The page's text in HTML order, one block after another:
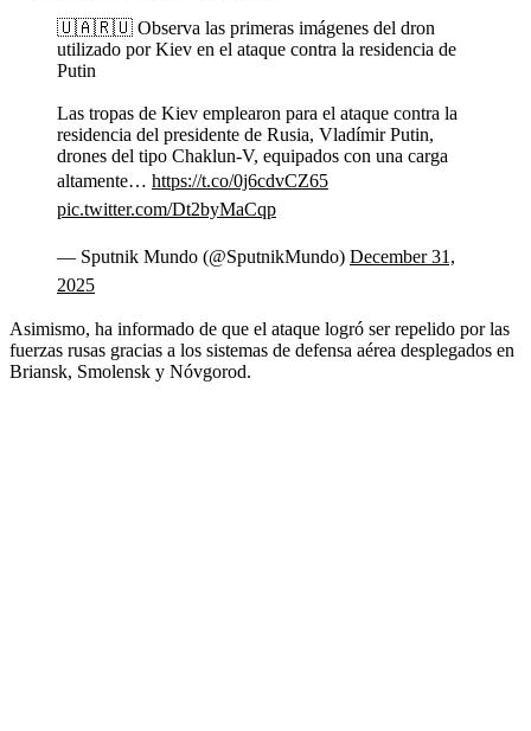
🇺🇦🇷🇺 Observa las primeras imágenes del dron
utilizado por Kiev en el ataque contra la residencia de
Putin
Las tropas de Kiev emplearon para el ataque contra la
residencia del presidente de Rusia, Vladímir Putin,
drones del tipo Chaklun-V, equipados con una carga
altamente… https://t.co/0j6cdvCZ65
pic.twitter.com/Dt2byMaCqp
— Sputnik Mundo (@SputnikMundo) December 31,
2025
Asimismo, ha informado de que el ataque logró ser repelido por las
fuerzas rusas gracias a los sistemas de defensa aérea desplegados en
Briansk, Smolensk y Nóvgorod.